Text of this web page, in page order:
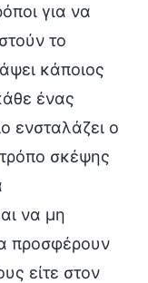
για να
το
κάποιος
ένας
ενσταλάζει ο
σκέψης
να μη
προσφέρουν
είτε στον